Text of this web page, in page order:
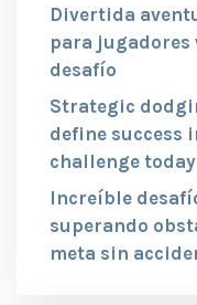
Divertida
para jugadores
desafío
Strategic
define success
challenge today
Increíble
superando
meta sin